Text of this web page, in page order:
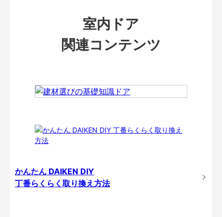
室内ドア
関連コンテンツ
かんたん DAIKEN DIY
丁番らくらく取り換え方法